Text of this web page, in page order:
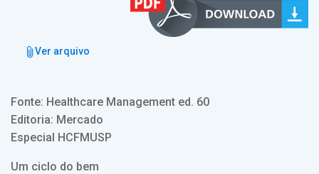
Ver arquivo
Fonte: Healthcare Management ed. 60
Editoria: Mercado
Especial HCFMUSP
Um ciclo do bem